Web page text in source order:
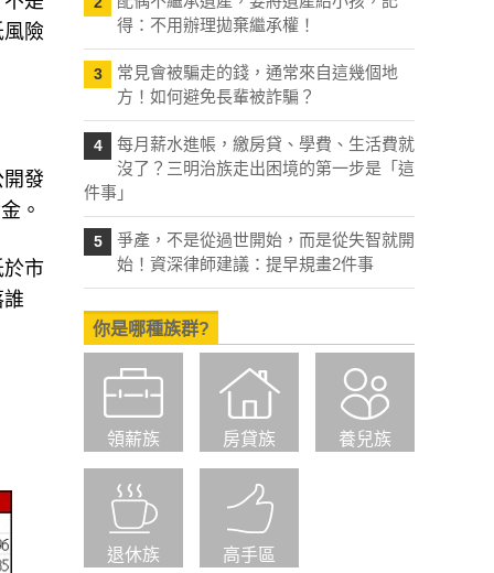
險
開發
。
於市
得：不用辦理拋棄繼承權！
3
常見會被騙走的錢，通常來自這幾個地
方！如何避免長輩被詐騙？
4
每月薪水進帳，繳房貸、學費、生活費就
沒了？三明治族走出困境的第一步是「這
件事」
5
爭產，不是從過世開始，而是從失智就開
始！資深律師建議：提早規畫2件事
你是哪種族群?
領薪族 房貸族 養兒族
退休族 高手區